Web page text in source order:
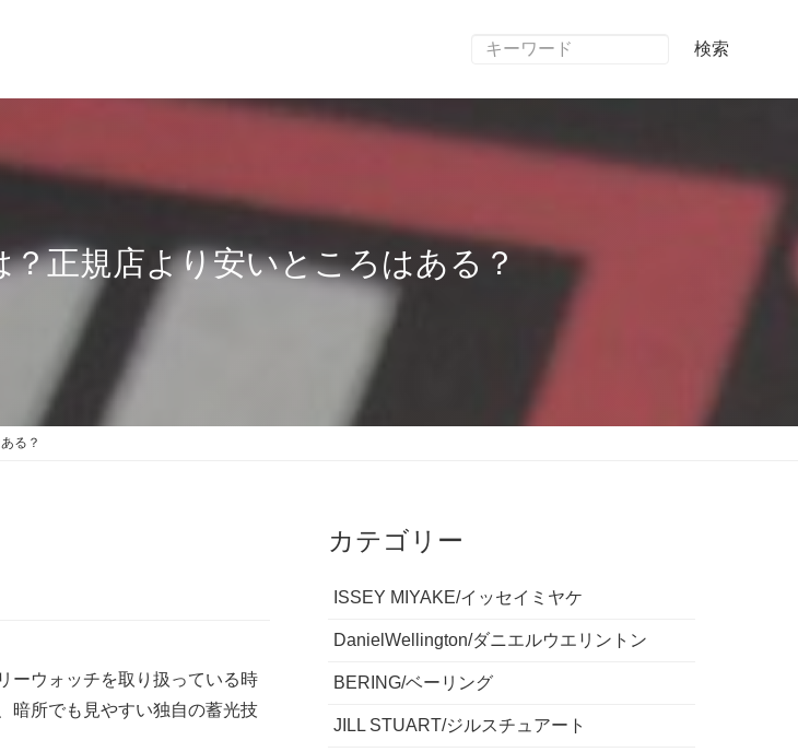
検索
正規店より安いところはある？
る？
ーウォッチを取り扱っている時
暗所でも見やすい独自の蓄光技
カテゴリー
ISSEY MIYAKE/イッセイミヤケ
DanielWellington/ダニエルウエリントン
BERING/ベーリング
JILL STUART/ジルスチュアート